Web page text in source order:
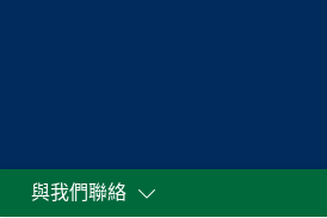
與我們聯絡